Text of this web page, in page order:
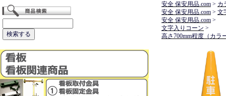
安全 保安用品.com > カ
安全 保安用品.com > 文
安全 保安用品.com >
文字入りコーン >
高さ700mm程度（カラ